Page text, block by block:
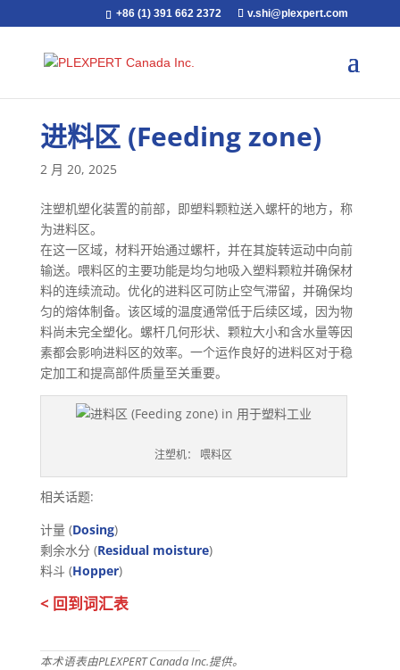
+86 (1) 391 662 2372 v.shi@plexpert.com
进料区 (Feeding zone)
2 月 20, 2025
注塑机塑化装置的前部，即塑料颗粒送入螺杆的地方，称
为进料区。
在这一区域，材料开始通过螺杆，并在其旋转运动中向前
输送。喂料区的主要功能是均匀地吸入塑料颗粒并确保材
料的连续流动。优化的进料区可防止空气滞留，并确保均
匀的熔体制备。该区域的温度通常低于后续区域，因为物
料尚未完全塑化。螺杆几何形状、颗粒大小和含水量等因
素都会影响进料区的效率。一个运作良好的进料区对于稳
定加工和提高部件质量至关重要。
注塑机： 喂料区
相关话题:
计量 (Dosing)
剩余水分 (Residual moisture)
料斗 (Hopper)
< 回到词汇表
本术语表由PLEXPERT Canada Inc.提供。